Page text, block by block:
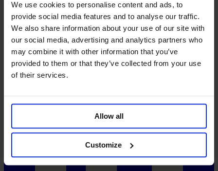
We use cookies to personalise content and ads, to
provide social media features and to analyse our traffic.
We also share information about your use of our site with
our social media, advertising and analytics partners who
may combine it with other information that you’ve
provided to them or that they’ve collected from your use
of their services.
Allow all
Customize
Redes sociales